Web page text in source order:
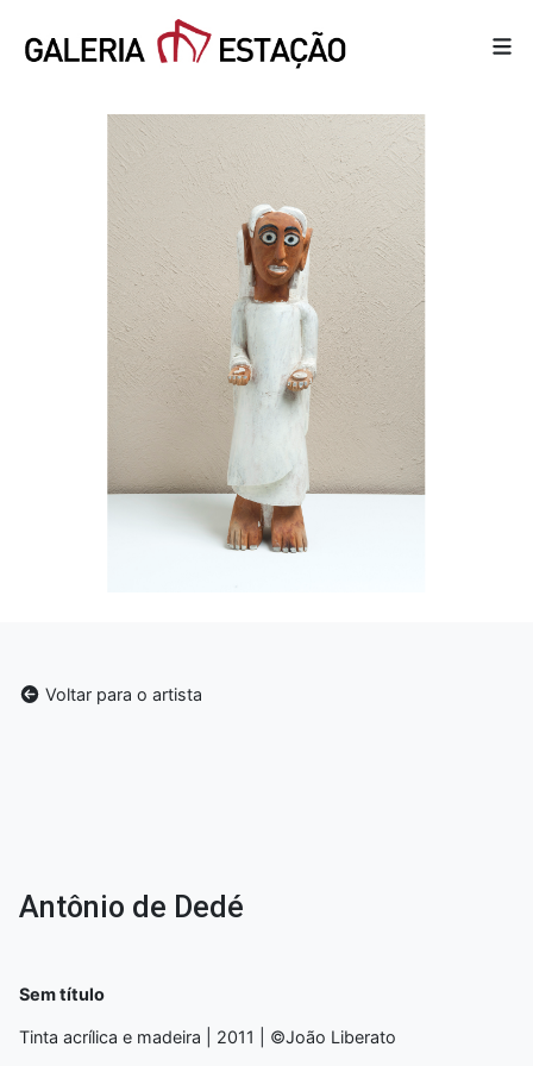
Voltar para o artista
Antônio de Dedé
Sem título
Tinta acrílica e madeira | 2011 | ©João Liberato